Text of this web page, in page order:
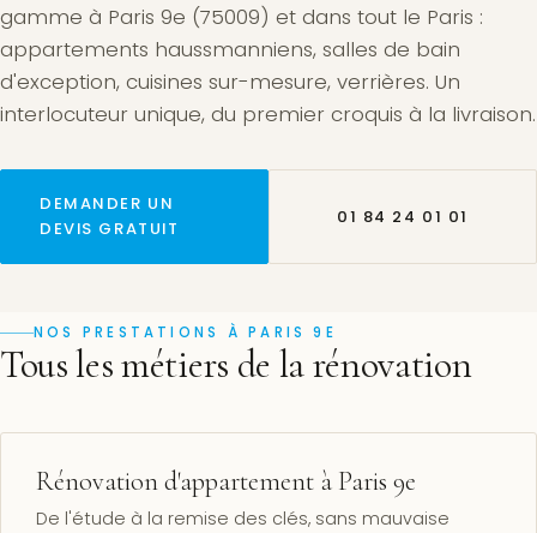
gamme à Paris 9e (75009) et dans tout le Paris :
appartements haussmanniens, salles de bain
d'exception, cuisines sur-mesure, verrières. Un
interlocuteur unique, du premier croquis à la livraison.
DEMANDER UN
DEVIS GRATUIT
01 84 24 01 01
NOS PRESTATIONS À PARIS 9E
Tous les métiers de la rénovation
Rénovation d'appartement à Paris 9e
De l'étude à la remise des clés, sans mauvaise